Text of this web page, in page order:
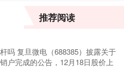
推荐阅读
吗 复旦微电（688385）披露关于
户完成的公告，12月18日股价上